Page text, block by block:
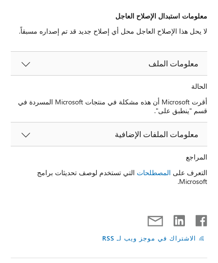
معلومات استبدال الإصلاح العاجل
لا يحل هذا الإصلاح العاجل محل أي إصلاح جديد قد تم إصداره مسبقاً.
معلومات الملف
الحالة
أقرت Microsoft أن هذه مشكلة في منتجات Microsoft المسردة في
قسم "ينطبق على".
معلومات الملفات الإضافية
المراجع
التعرف على المصطلحات التي تستخدم لوصف تحديثات برامج
Microsoft.
الاشتراك في موجز ويب لـ RSS